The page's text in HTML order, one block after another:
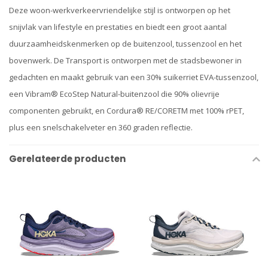
Deze woon-werkverkeervriendelijke stijl is ontworpen op het
snijvlak van lifestyle en prestaties en biedt een groot aantal
duurzaamheidskenmerken op de buitenzool, tussenzool en het
bovenwerk. De Transport is ontworpen met de stadsbewoner in
gedachten en maakt gebruik van een 30% suikerriet EVA-tussenzool,
een Vibram® EcoStep Natural-buitenzool die 90% olievrije
componenten gebruikt, en Cordura® RE/CORETM met 100% rPET,
plus een snelschakelveter en 360 graden reflectie.
Gerelateerde producten